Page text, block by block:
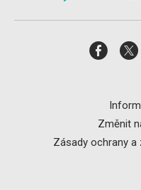
Změnit
Zásady ochrany